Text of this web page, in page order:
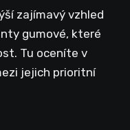
zajímavý vzhled
gumové, které
Tu oceníte v
jejich prioritní